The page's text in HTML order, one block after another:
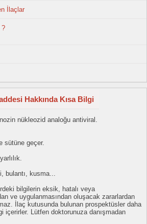
İlaçlar
?
Hakkında Kısa Bilgi
nükleozid analoğu antiviral.
sütüne geçer.
bulantı, kusma...
bilgilerin eksik, hatalı veya
ve uygulanmasından oluşacak zararlardan
İlaç kutusunda bulunan prospektüsler daha
içerirler. Lütfen doktorunuza danışmadan